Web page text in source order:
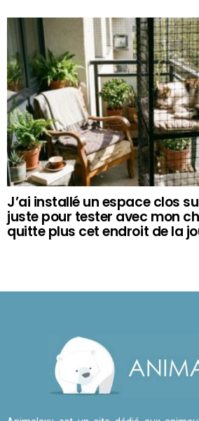
J’ai installé un espace clos
juste pour tester avec mon
quitte plus cet endroit de la